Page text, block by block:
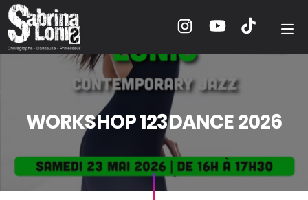
WORKSHOP 123DANCE 2026